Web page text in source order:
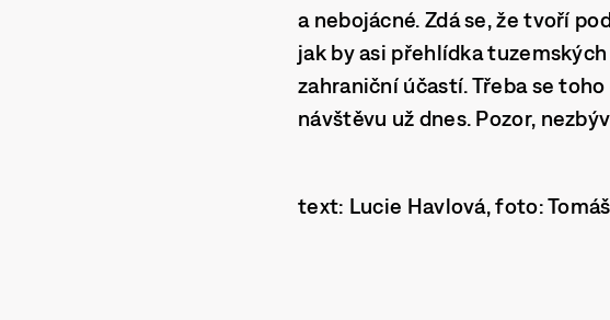
a nebojácné. Zdá se, že tvoří
jak by asi přehlídka
zahraniční účastí. Třeba se
návštěvu už dnes. Pozor,
text: Lucie Havlová, foto: